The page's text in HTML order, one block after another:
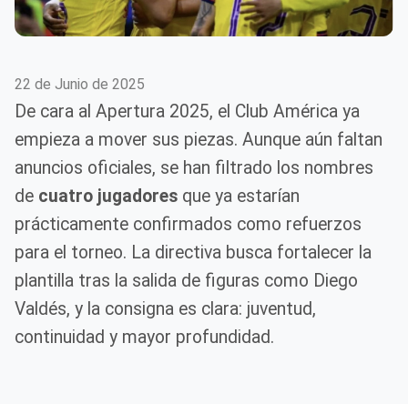
22 de Junio de 2025
De cara al Apertura 2025, el Club América ya
empieza a mover sus piezas. Aunque aún faltan
anuncios oficiales, se han filtrado los nombres
de cuatro jugadores que ya estarían
prácticamente confirmados como refuerzos
para el torneo. La directiva busca fortalecer la
plantilla tras la salida de figuras como Diego
Valdés, y la consigna es clara: juventud,
continuidad y mayor profundidad.